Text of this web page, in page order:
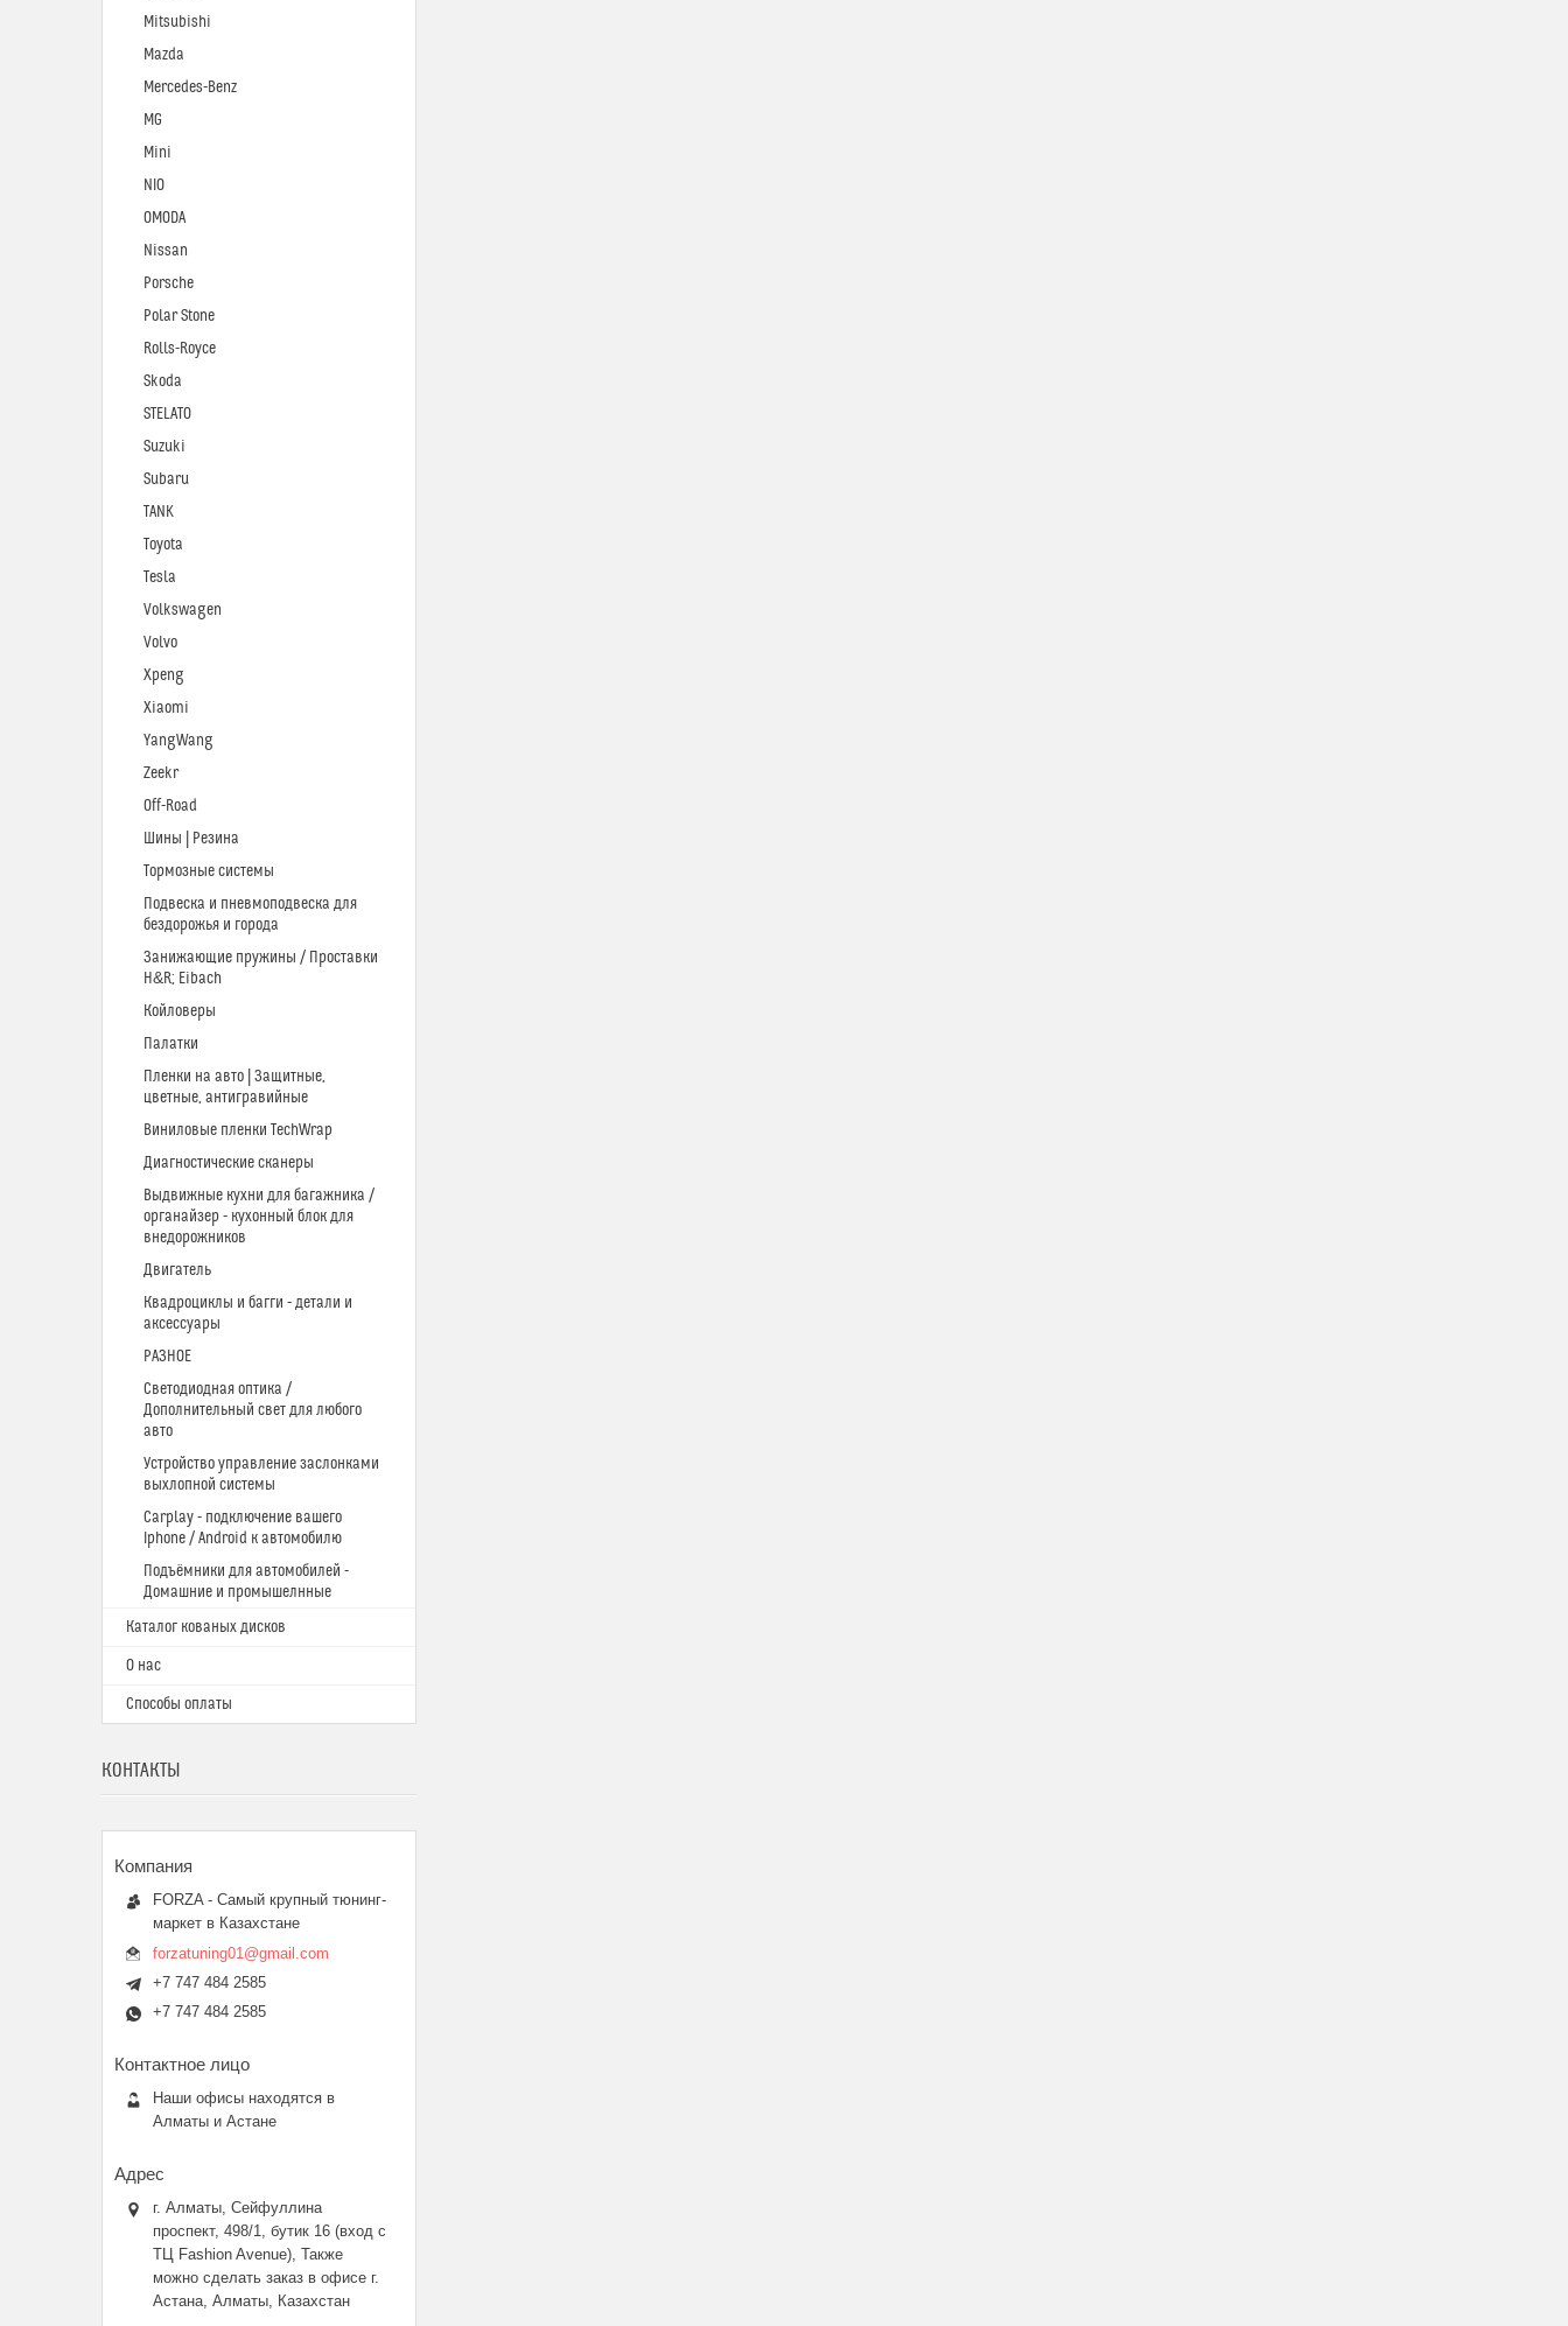
Mitsubishi
Mazda
Mercedes-Benz
MG
Mini
NIO
OMODA
Nissan
Porsche
Polar Stone
Rolls-Royce
Skoda
STELATO
Suzuki
Subaru
TANK
Toyota
Tesla
Volkswagen
Volvo
Xpeng
Xiaomi
YangWang
Zeekr
Off-Road
Шины | Резина
Тормозные системы
Подвеска и пневмоподвеска для
бездорожья и города
Занижающие пружины / Проставки
H&R; Eibach
Койловеры
Палатки
Пленки на авто | Защитные,
цветные, антигравийные
Виниловые пленки TechWrap
Диагностические сканеры
Выдвижные кухни для багажника /
органайзер - кухонный блок для
внедорожников
Двигатель
Квадроциклы и багги - детали и
аксессуары
РАЗНОЕ
Светодиодная оптика /
Дополнительный свет для любого
авто
Устройство управление заслонками
выхлопной системы
Carplay - подключение вашего
Iphone / Android к автомобилю
Подъёмники для автомобилей -
Домашние и промышелнные
Каталог кованых дисков
О нас
Способы оплаты
КОНТАКТЫ
FORZA - Самый крупный тюнинг-
маркет в Казахстане
forzatuning01@gmail.com
+7 747 484 2585
+7 747 484 2585
Наши офисы находятся в
Алматы и Астане
г. Алматы, Сейфуллина
проспект, 498/1, бутик 16 (вход с
ТЦ Fashion Avenue), Также
можно сделать заказ в офисе г.
Астана, Алматы, Казахстан